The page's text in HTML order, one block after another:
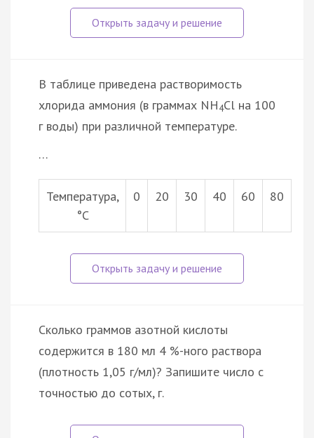
В таблице приведена растворимость
хлорида аммония (в граммах NН4Сl на 100
г воды) при различной температуре.
…
Температура,
°С
0 20 30 40 60 80
Сколько граммов азотной кислоты
содержится в 180 мл 4 %-ного раствора
(плотность 1,05 г/мл)? Запишите число с
точностью до сотых, г.